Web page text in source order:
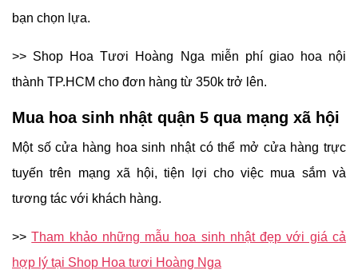
bạn chọn lựa.
>> Shop Hoa Tươi Hoàng Nga miễn phí giao hoa nội
thành TP.HCM cho đơn hàng từ 350k trở lên.
Mua hoa sinh nhật quận 5 qua mạng xã hội
Một số cửa hàng hoa sinh nhật có thể mở cửa hàng trực
tuyến trên mạng xã hội, tiện lợi cho việc mua sắm và
tương tác với khách hàng.
>>Tham khảo những mẫu hoa sinh nhật đẹp với giá cả
hợp lý tại Shop Hoa tươi Hoàng Nga